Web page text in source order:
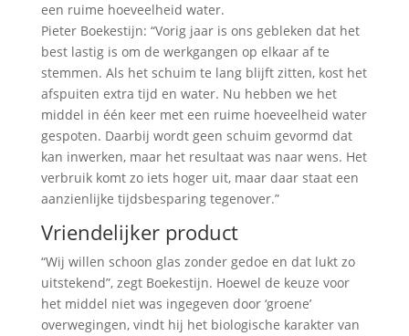
een ruime hoeveelheid water.
Pieter Boekestijn: “Vorig jaar is ons gebleken dat het
best lastig is om de werkgangen op elkaar af te
stemmen. Als het schuim te lang blijft zitten, kost het
afspuiten extra tijd en water. Nu hebben we het
middel in één keer met een ruime hoeveelheid water
gespoten. Daarbij wordt geen schuim gevormd dat
kan inwerken, maar het resultaat was naar wens. Het
verbruik komt zo iets hoger uit, maar daar staat een
aanzienlijke tijdsbesparing tegenover.”
Vriendelijker product
“Wij willen schoon glas zonder gedoe en dat lukt zo
uitstekend”, zegt Boekestijn. Hoewel de keuze voor
het middel niet was ingegeven door ‘groene’
overwegingen, vindt hij het biologische karakter van